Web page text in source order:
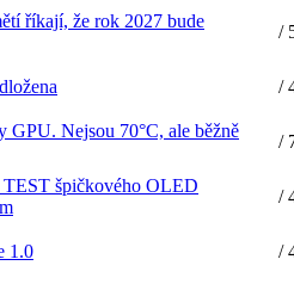
říkají, že rok 2027 bude
/
/
Nejsou 70°C, ale běžně
/
špičkového OLED
/
1.0 /